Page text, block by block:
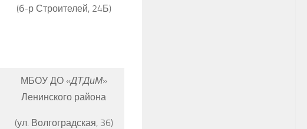
(б-р Строителей, 24Б)
МБОУ ДО «ДТДиМ»
Ленинского района
(ул. Волгоградская, 36)